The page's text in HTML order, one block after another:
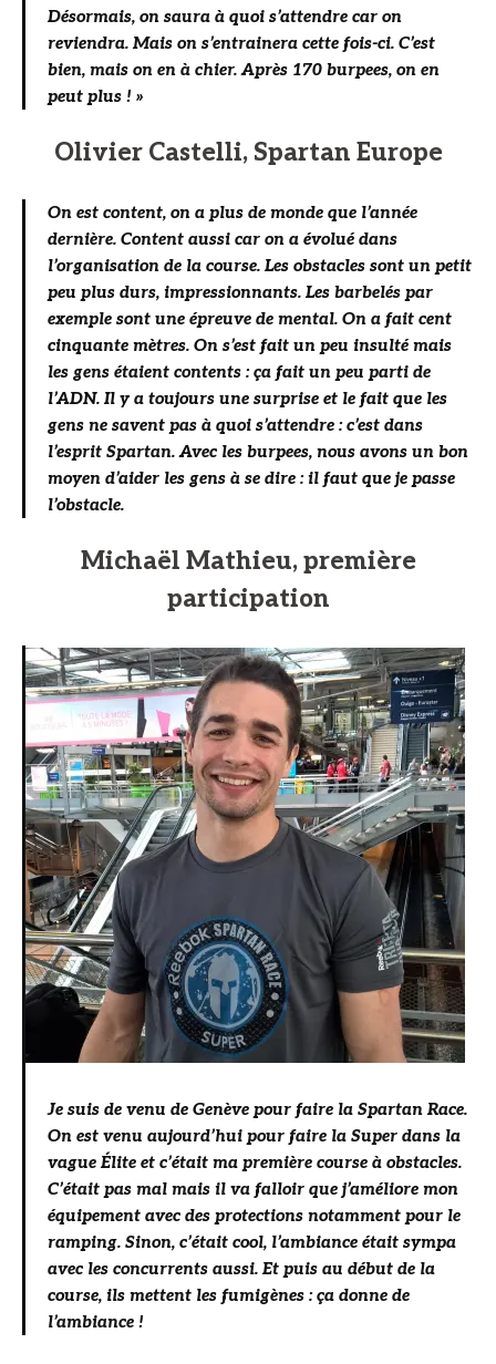
Désormais, on saura à quoi s’attendre car on
reviendra. Mais on s’entrainera cette fois-ci. C’est
bien, mais on en à chier. Après 170 burpees, on en
peut plus ! »
Olivier Castelli, Spartan Europe
On est content, on a plus de monde que l’année
dernière. Content aussi car on a évolué dans
l’organisation de la course. Les obstacles sont un petit
peu plus durs, impressionnants. Les barbelés par
exemple sont une épreuve de mental. On a fait cent
cinquante mètres. On s’est fait un peu insulté mais
les gens étaient contents : ça fait un peu parti de
l’ADN. Il y a toujours une surprise et le fait que les
gens ne savent pas à quoi s’attendre : c’est dans
l’esprit Spartan. Avec les burpees, nous avons un bon
moyen d’aider les gens à se dire : il faut que je passe
l’obstacle.
Michaël Mathieu, première
participation
Je suis de venu de Genève pour faire la Spartan Race.
On est venu aujourd’hui pour faire la Super dans la
vague Élite et c’était ma première course à obstacles.
C’était pas mal mais il va falloir que j’améliore mon
équipement avec des protections notamment pour le
ramping. Sinon, c’était cool, l’ambiance était sympa
avec les concurrents aussi. Et puis au début de la
course, ils mettent les fumigènes : ça donne de
l’ambiance !